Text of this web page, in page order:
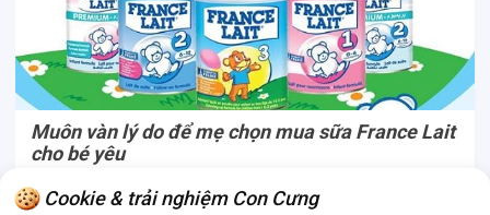
Muôn vàn lý do để mẹ chọn mua sữa France Lait
cho bé yêu
Là thương hiệu sản xuất sữa cho bé yêu lâu đời từ Pháp, sữa
Cookie & trải nghiệm Con Cưng